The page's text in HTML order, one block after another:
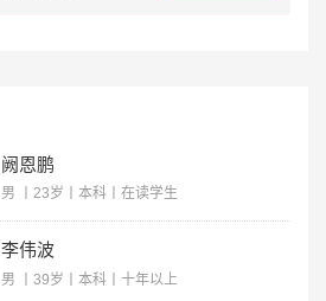
阙恩鹏
男 丨23岁丨本科丨在读学生
李伟波
男 丨39岁丨本科丨十年以上